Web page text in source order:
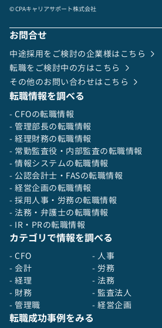
© CPAキャリアサポート株式会社
お問合せ
中途採用をご検討の企業様はこちら
転職をご検討中の方はこちら
その他のお問い合わせはこちら
転職情報を調べる
- CFOの転職情報
- 管理部長の転職情報
- 経理財務の転職情報
- 常勤監査役・内部監査の転職情報
- 情報システムの転職情報
- 公認会計士・FASの転職情報
- 経営企画の転職情報
- 採用人事・労務の転職情報
- 法務・弁護士の転職情報
- IR・PRの転職情報
カテゴリで情報を調べる
- CFO
- 会計
- 経理
- 財務
- 管理職
- 人事
- 労務
- 法務
- 監査法人
- 経営企画
転職成功事例をみる